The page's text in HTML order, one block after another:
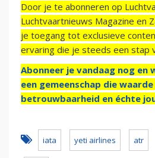
Door je te abonneren op
Luchtvaartnieuws Magazine en
je toegang tot exclusieve
ervaring die je steeds een stap
Abonneer je vandaag nog en
een gemeenschap die
betrouwbaarheid en échte
iata yeti airlines atr